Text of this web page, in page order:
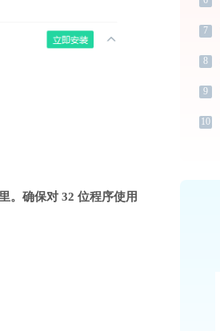
。确保对 32 位程序使用
7
8
9
10